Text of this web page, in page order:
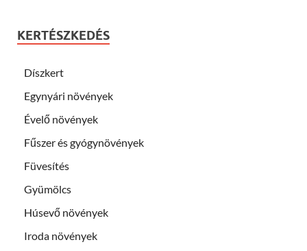
KERTÉSZKEDÉS
Díszkert
Egynyári növények
Évelő növények
Fűszer és gyógynövények
Füvesítés
Gyümölcs
Húsevő növények
Iroda növények